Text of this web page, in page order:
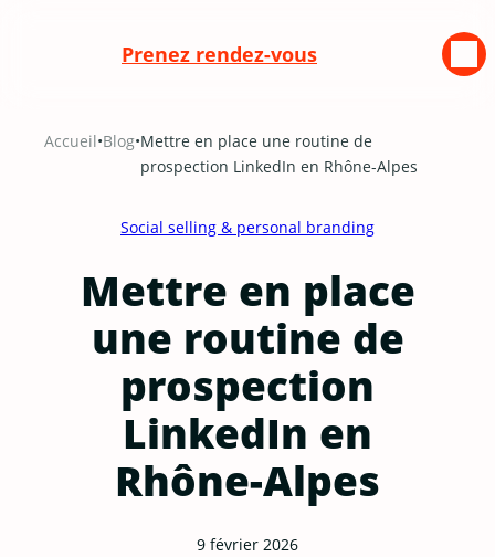
Prenez rendez-vous
Accueil•Blog•Mettre en place une routine de
prospection LinkedIn en Rhône-Alpes
Social selling & personal branding
Mettre en place
une routine de
prospection
LinkedIn en
Rhône-Alpes
9 février 2026